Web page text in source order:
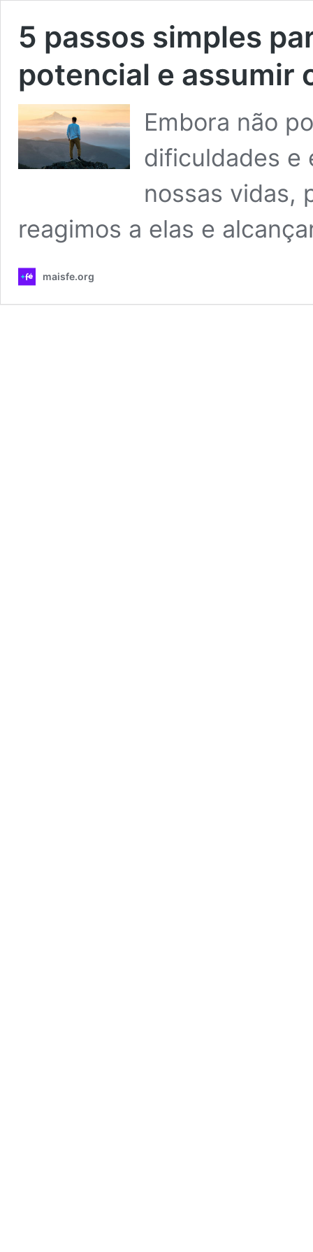
5 passos simples
potencial e assumir
Embora não
dificuldades e
nossas vidas,
reagimos a elas e
maisfe.org